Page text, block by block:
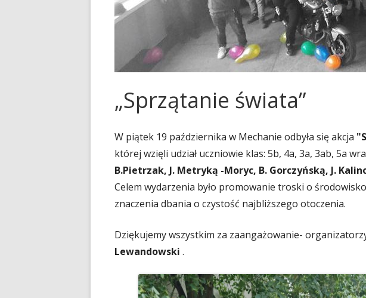
SAMORZĄD SZKOLNY
RODO
EGZAMINY
PODRĘCZNIKI NA ROK SZKOLNY
2026/2027
KALENDARZ ROKU SZKOLNEGO
2025/2026
UBEZPIECZENIE NA ROK SZKOLNY
DOKUMENTY DO POBRANIA
„Sprzątanie świata”
W piątek 19 października w Mechanie odbyła się akcja
której wzięli udział uczniowie klas: 5b, 4a, 3a, 3ab, 5a
B.Pietrzak, J. Metryką -Moryc, B. Gorczyńską, J.
Celem wydarzenia było promowanie troski o
znaczenia dbania o czystość najbliższego otoczenia.
Dziękujemy wszystkim za zaangażowanie-
Lewandowski .